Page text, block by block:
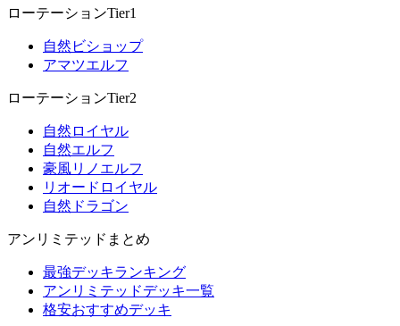
ローテーションTier1
自然ビショップ
アマツエルフ
ローテーションTier2
自然ロイヤル
自然エルフ
豪風リノエルフ
リオードロイヤル
自然ドラゴン
アンリミテッドまとめ
最強デッキランキング
アンリミテッドデッキ一覧
格安おすすめデッキ